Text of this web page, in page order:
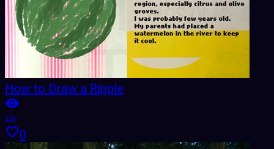
How to Draw a Ripple
329
0